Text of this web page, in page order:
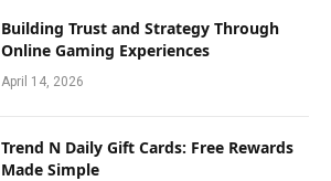
Building Trust and Strategy Through
Online Gaming Experiences
April 14, 2026
Trend N Daily Gift Cards: Free Rewards
Made Simple